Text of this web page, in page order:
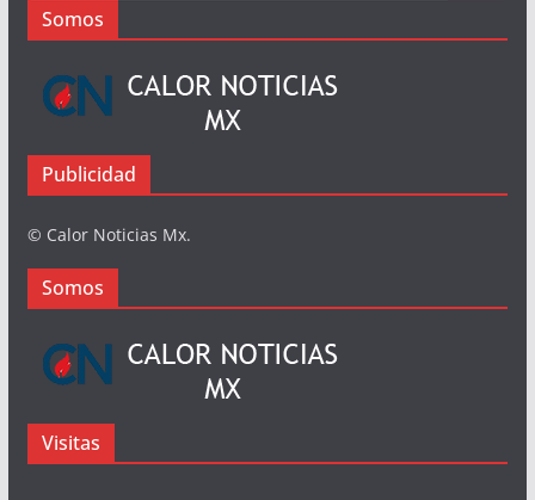
Somos
Publicidad
© Calor Noticias Mx.
Somos
Visitas